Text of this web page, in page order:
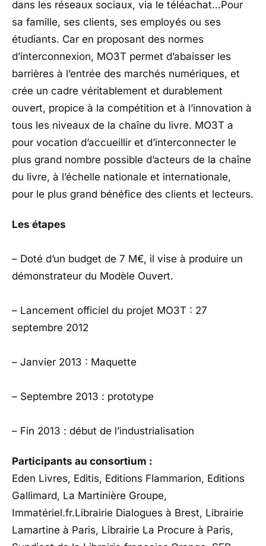
dans les réseaux sociaux, via le téléachat…Pour
sa famille, ses clients, ses employés ou ses
étudiants. Car en proposant des normes
d’interconnexion, MO3T permet d’abaisser les
barrières à l’entrée des marchés numériques, et
crée un cadre véritablement et durablement
ouvert, propice à la compétition et à l’innovation à
tous les niveaux de la chaîne du livre. MO3T a
pour vocation d’accueillir et d’interconnecter le
plus grand nombre possible d’acteurs de la chaîne
du livre, à l’échelle nationale et internationale,
pour le plus grand bénéfice des clients et lecteurs.
Les étapes
– Doté d’un budget de 7 M€, il vise à produire un
démonstrateur du Modèle Ouvert.
– Lancement officiel du projet MO3T : 27
septembre 2012
– Janvier 2013 : Maquette
– Septembre 2013 : prototype
– Fin 2013 : début de l’industrialisation
Participants au consortium :
Eden Livres, Editis, Editions Flammarion, Editions
Gallimard, La Martinière Groupe,
Immatériel.fr.Librairie Dialogues à Brest, Librairie
Lamartine à Paris, Librairie La Procure à Paris,